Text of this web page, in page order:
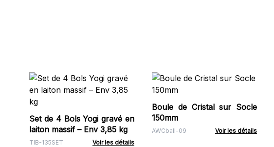
Set de 4 Bols Yogi gravé en
laiton massif – Env 3,85 kg
TIB-135SET Voir les détails
Boule de Cristal sur Socle
150mm
AWCball-09 Voir les détails